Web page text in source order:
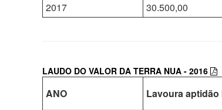
2017
30.500,00
LAUDO DO VALOR DA TERRA NUA - 2016
ANO Lavoura aptidão